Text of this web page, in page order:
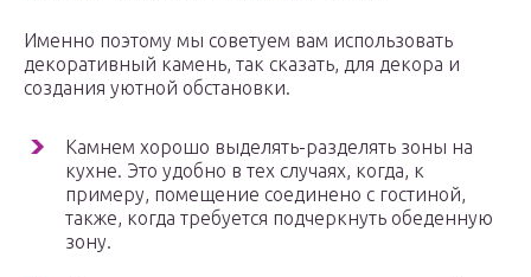
Именно поэтому мы советуем вам использовать
декоративный камень, так сказать, для декора и
создания уютной обстановки.
Камнем хорошо выделять-разделять зоны на
кухне. Это удобно в тех случаях, когда, к
примеру, помещение соединено с гостиной,
также, когда требуется подчеркнуть обеденную
зону.